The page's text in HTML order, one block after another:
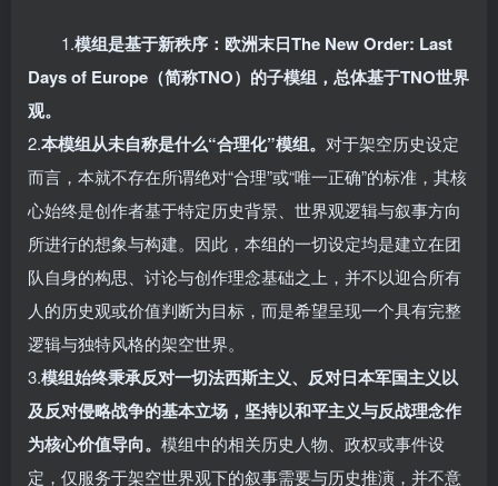
1.模组是基于新秩序：欧洲末日The New Order: Last
Days of Europe（简称TNO） 的子模组，总体基于TNO世界
观。
2.本模组从未自称是什么“合理化”模组。 对于架空历史设定
而言，本就不存在所谓绝对“合理”或“唯一正确”的标准，其核
心始终是创作者基于特定历史背景、世界观逻辑与叙事方向
所进行的想象与构建。因此，本组的一切设定均是建立在团
队自身的构思、讨论与创作理念基础之上，并不以迎合所有
人的历史观或价值判断为目标，而是希望呈现一个具有完整
逻辑与独特风格的架空世界。
3.模组始终秉承反对一切法西斯主义、反对日本军国主义以
及反对侵略战争的基本立场，坚持以和平主义与反战理念作
为核心价值导向。 模组中的相关历史人物、政权或事件设
定，仅服务于架空世界观下的叙事需要与历史推演，并不意